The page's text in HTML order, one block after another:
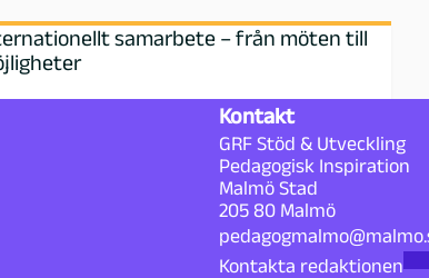
samarbete – från möten till
Kontakt
GRF Stöd & Utveckling
Pedagogisk Inspiration
Malmö Stad
205 80 Malmö
Kontakta redaktionen